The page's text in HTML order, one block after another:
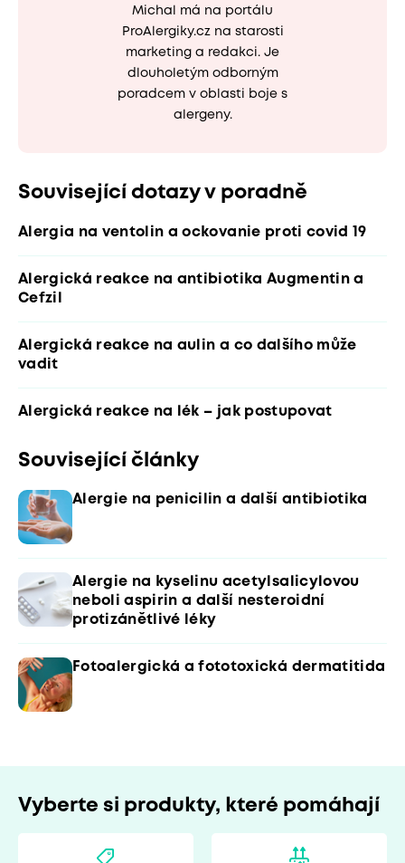
Michal má na portálu
ProAlergiky.cz na starosti
marketing a redakci. Je
dlouholetým odborným
poradcem v oblasti boje s
alergeny.
Související dotazy v poradně
Alergia na ventolin a ockovanie proti covid 19
Alergická reakce na antibiotika Augmentin a
Cefzil
Alergická reakce na aulin a co dalšího může
vadit
Alergická reakce na lék – jak postupovat
Související články
Alergie na penicilin a další antibiotika
Alergie na kyselinu acetylsalicylovou
neboli aspirin a další nesteroidní
protizánětlivé léky
Fotoalergická a fototoxická dermatitida
Vyberte si produkty, které pomáhají